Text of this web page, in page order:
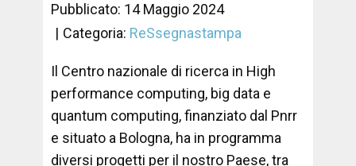
Pubblicato: 14 Maggio 2024
Categoria: ReSsegnastampa
Il Centro nazionale di ricerca in High
performance computing, big data e
quantum computing, finanziato dal Pnrr
e situato a Bologna, ha in programma
diversi progetti per il nostro Paese, tra